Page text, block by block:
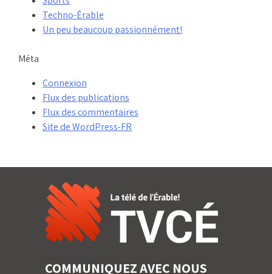
Techno-Érable
Un peu beaucoup passionnément!
Méta
Connexion
Flux des publications
Flux des commentaires
Site de WordPress-FR
COMMUNIQUEZ AVEC NOUS